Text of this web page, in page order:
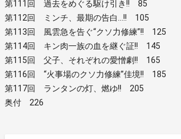
第111回 過去をめぐる駆け引き!! 85
第112回 ミンチ、最期の告白…!! 105
第113回 風雲急を告ぐ“クソ力修練”!! 125
第114回 キン肉一族の血を継ぐ証!! 145
第115回 父子、それぞれの愛憎劇!! 165
第116回 “火事場のクソ力修練”佳境!! 185
第117回 ランタンの灯、燃ゆ!! 205
奥付 226